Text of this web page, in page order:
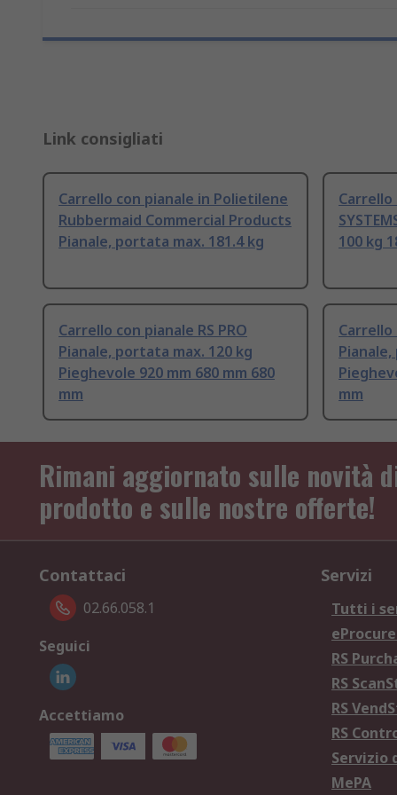
Link consigliati
Carrello con pianale in Polietilene
Rubbermaid Commercial Products
Pianale, portata max. 181.4 kg
Carrello
100 kg
Carrello con pianale RS PRO
Pianale, portata max. 120 kg
Pieghevole 920 mm 680 mm 680
mm
Carrello
mm
Rimani aggiornato sulle novità
prodotto e sulle nostre offerte!
Contattaci
02.66.058.1
Seguici
Accettiamo
Servizi
Tutti i
RS
RS
RS
RS
Servizio
MePA